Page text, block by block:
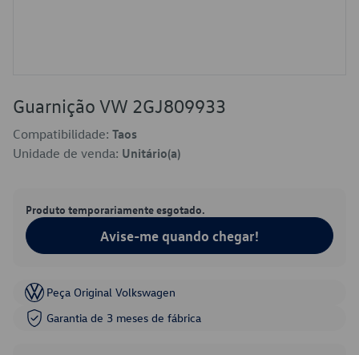
Guarnição VW 2GJ809933
Compatibilidade: Taos
Unidade de venda: Unitário(a)
Produto temporariamente esgotado.
Avise-me quando chegar!
Peça Original Volkswagen
Garantia de 3 meses de fábrica